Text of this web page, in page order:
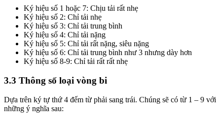
Ký hiệu số 1 hoặc 7: Chịu tải rất nhẹ
Ký hiệu số 2: Chỉ tải nhẹ
Ký hiệu số 3: Chỉ tải trung bình
Ký hiệu số 4: Chỉ tải nặng
Ký hiệu số 5: Chỉ tải rất nặng, siêu nặng
Ký hiệu số 6: Chỉ tải trung bình như 3 nhưng dày hơn
Ký hiệu số 8-9: Chỉ tải rất rất nhẹ
3.3 Thông số loại vòng bi
Dựa trên ký tự thứ 4 đếm từ phải sang trái. Chúng sẽ có từ 1 – 9 với
những ý nghĩa sau: